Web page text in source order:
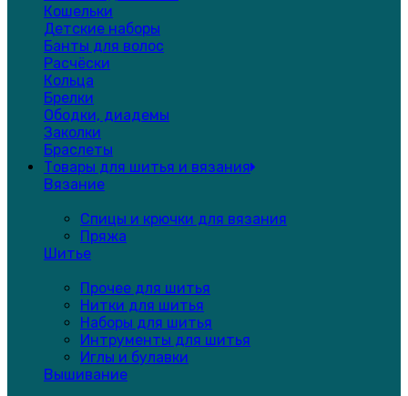
Кошельки
Детские наборы
Банты для волос
Расчёски
Кольца
Брелки
Ободки, диадемы
Заколки
Браслеты
Товары для шитья и вязания
Вязание
Спицы и крючки для вязания
Пряжа
Шитье
Прочее для шитья
Нитки для шитья
Наборы для шитья
Интрументы для шитья
Иглы и булавки
Вышивание